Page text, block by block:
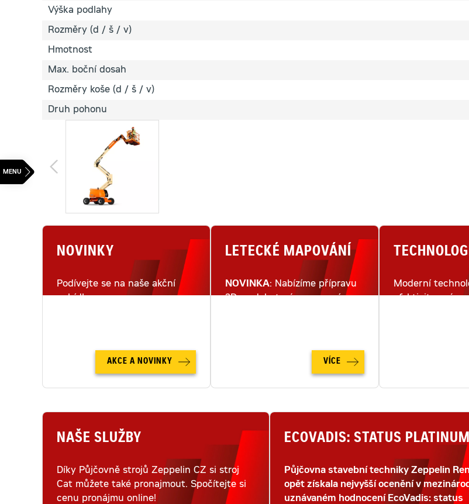
Výška podlahy
Rozměry (d / š / v)
Hmotnost
Max. boční dosah
Rozměry koše (d / š / v)
Druh pohonu
NOVINKY
Podívejte se na naše akční
nabídky.
AKCE A NOVINKY
LETECKÉ MAPOVÁNÍ
NOVINKA: Nabízíme přípravu
3D modelu terénu pomocí
VÍCE
Moderní
efektivitu práce
NAŠE SLUŽBY
Díky Půjčovně strojů Zeppelin CZ si stroj
Cat můžete také pronajmout. Spočítejte si
cenu pronájmu online!
ECOVADIS: STATUS
Půjčovna stavební techniky Zeppelin
opět získala nejvyšší ocenění v
uznávaném hodnocení EcoVadis: status